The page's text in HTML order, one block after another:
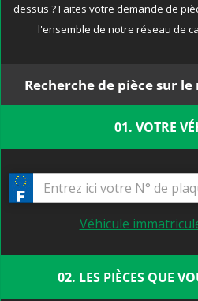
dessus ? Faites votre demande de
l'ensemble de notre réseau de
Recherche de pièce sur le
01. VOTRE
Véhicule
02. LES PIÈCES QUE